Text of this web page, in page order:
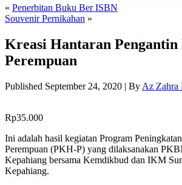
« Penerbitan Buku Ber ISBN
Souvenir Pernikahan »
Kreasi Hantaran
Perempuan
Published September 24, 2020 | By Az Zahra
Rp35.000
Ini adalah hasil kegiatan Program
Perempuan (PKH-P) yang dilaksanakan
Kepahiang bersama Kemdikbud dan IKM
Kepahiang.